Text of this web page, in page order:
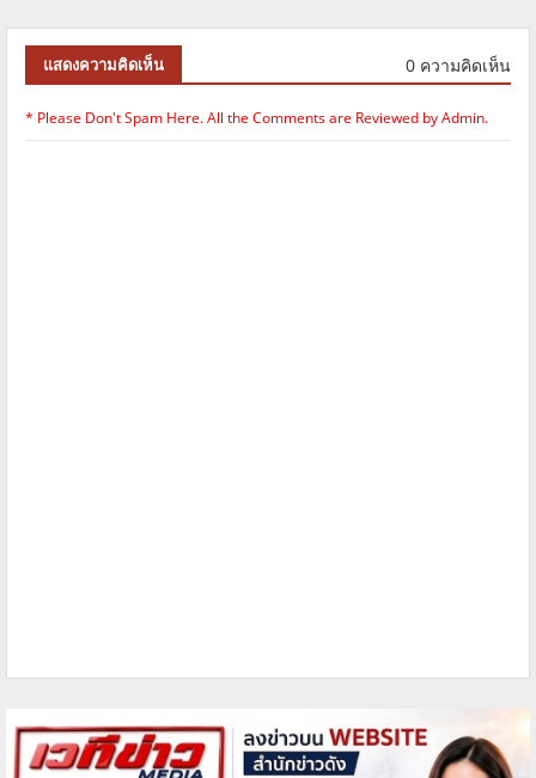
แสดงความคิดเห็น 0 ความคิดเห็น
* Please Don't Spam Here. All the Comments are Reviewed by Admin.